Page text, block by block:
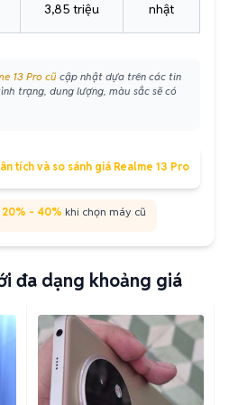
3,85 triệu
nhật
13 Pro cũ cập nhật dựa trên các tin
trạng, dung lượng, màu sắc sẽ có
tích và so sánh giá Realme 13 Pro
20% - 40% khi chọn máy cũ
đa dạng khoảng giá